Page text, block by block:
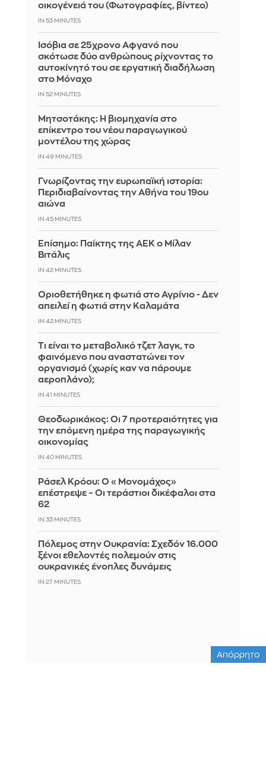
οικογένειά του (Φωτογραφίες, βίντεο)
IN 53 MINUTES
Ισόβια σε 25χρονο Αφγανό που
σκότωσε δύο ανθρώπους ρίχνοντας το
αυτοκίνητό του σε εργατική διαδήλωση
στο Μόναχο
IN 52 MINUTES
Μητσοτάκης: Η βιομηχανία στο
επίκεντρο του νέου παραγωγικού
μοντέλου της χώρας
IN 49 MINUTES
Γνωρίζοντας την ευρωπαϊκή ιστορία:
Περιδιαβαίνοντας την Αθήνα του 19ου
αιώνα
IN 45 MINUTES
Επίσημο: Παίκτης της ΑΕΚ ο Μίλαν
Βιτάλις
IN 42 MINUTES
Οριοθετήθηκε η φωτιά στο Αγρίνιο - Δεν
απειλεί η φωτιά στην Καλαμάτα
IN 42 MINUTES
Τι είναι το μεταβολικό τζετ λαγκ, το
φαινόμενο που αναστατώνει τον
οργανισμό (χωρίς καν να πάρουμε
αεροπλάνο);
IN 41 MINUTES
Θεοδωρικάκος: Οι 7 προτεραιότητες για
την επόμενη ημέρα της παραγωγικής
οικονομίας
IN 40 MINUTES
Ράσελ Κρόου: Ο «Μονομάχος»
επέστρεψε – Οι τεράστιοι δικέφαλοι στα
62
IN 33 MINUTES
Πόλεμος στην Ουκρανία: Σχεδόν 16.000
ξένοι εθελοντές πολεμούν στις
ουκρανικές ένοπλες δυνάμεις
IN 27 MINUTES
Απόρρητο